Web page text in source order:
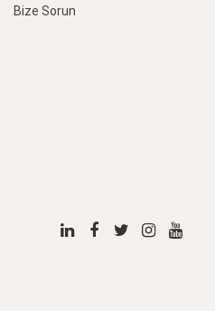
Bize Sorun